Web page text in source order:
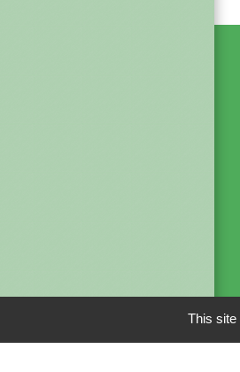
This site